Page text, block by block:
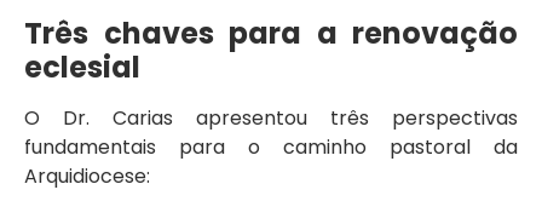
Três chaves para a renovação
eclesial
O Dr. Carias apresentou três perspectivas
fundamentais para o caminho pastoral da
Arquidiocese: